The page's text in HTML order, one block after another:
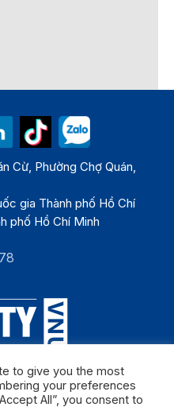
Cừ, Phường Chợ Quán,
gia Thành phố Hồ Chí
phố Hồ Chí Minh
to give you the most
your preferences
All”, you consent to